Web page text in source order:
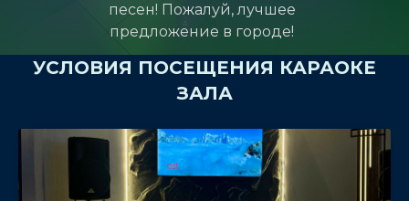
песен! Пожалуй, лучшее
предложение в городе!
УСЛОВИЯ ПОСЕЩЕНИЯ КАРАОКЕ
ЗАЛА